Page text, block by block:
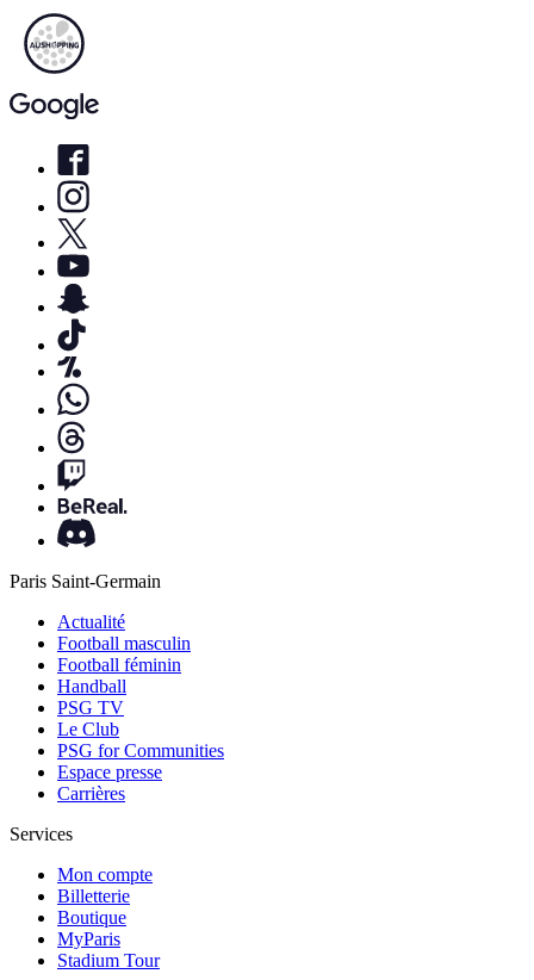
Paris Saint-Germain
Actualité
Football masculin
Football féminin
Handball
PSG TV
Le Club
PSG for Communities
Espace presse
Carrières
Services
Mon compte
Billetterie
Boutique
MyParis
Stadium Tour